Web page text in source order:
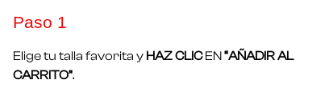
Paso 1​
Elige tu talla favorita y HAZ CLICEN“AÑADIR AL
CARRITO”.